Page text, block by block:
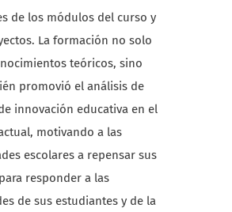
de los módulos del curso y
La formación no solo
teóricos, sino
promovió el análisis de
innovación educativa en el
motivando a las
escolares a repensar sus
responder a las
de sus estudiantes y de la